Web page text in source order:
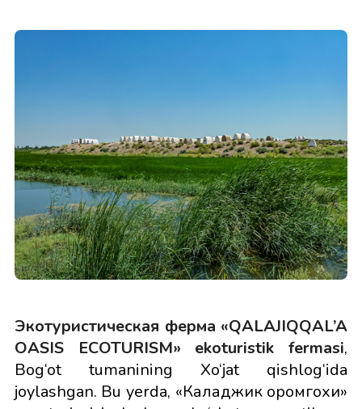
Экотуристическая ферма «QALAJIQQAL’A
OASIS ECOTURISM» ekoturistik fermasi,
Bog‘ot tumanining Xo‘jat qishlog‘ida
joylashgan. Bu yerda, «Каладжик оромгохи»